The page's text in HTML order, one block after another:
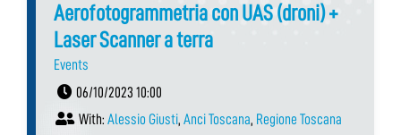
Aerofotogrammetria con UAS (droni) +
Laser Scanner a terra
Events
06/10/2023 10:00
With: Alessio Giusti, Anci Toscana, Regione Toscana